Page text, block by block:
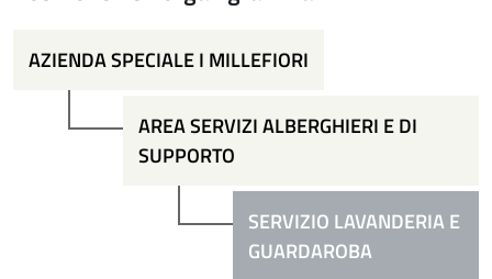
AZIENDA SPECIALE I MILLEFIORI
AREA SERVIZI ALBERGHIERI E DI
SUPPORTO
SERVIZIO LAVANDERIA E
GUARDAROBA